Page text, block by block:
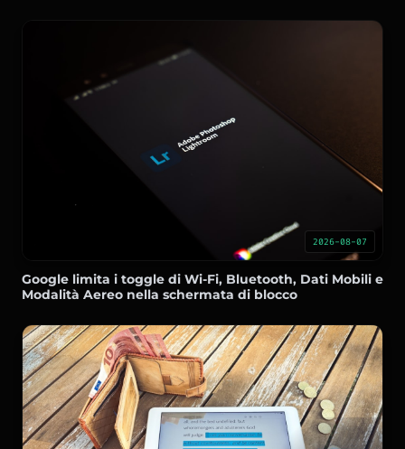
2026-08-07
Google limita i toggle di Wi-Fi, Bluetooth, Dati Mobili e
Modalità Aereo nella schermata di blocco